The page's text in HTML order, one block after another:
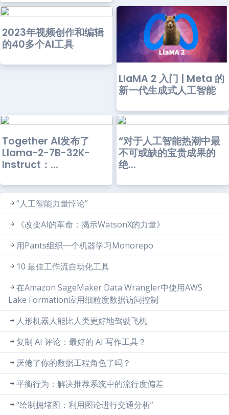
2023年视频创作和编辑
的40多个AI工具
LlaMA 2 入门 | Meta 的
新一代生成式人工智能
Together AI发布了
Llama-2-7B-32K-
Instruct：...
“对于人工智能热潮中最
不可或缺的宝贵成果的
绝...
“人工智能力量悖论”
《改变AI的革命：揭示WatsonX的力量》
用Pants组织一个机器学习Monorepo
10 最佳工作流自动化工具
在Amazon SageMaker Data Wrangler中使用AWS
Lake Formation应用细粒度数据访问控制
人形机器人能比人类更好地驾驶飞机
复制 AI 评论：最好的 AI 写作工具？
厌倦了你的数据工程角色了吗？
平衡行为：解决推荐系统中的流行度偏差
“绘制拥堵图：利用图论进行交通分析”